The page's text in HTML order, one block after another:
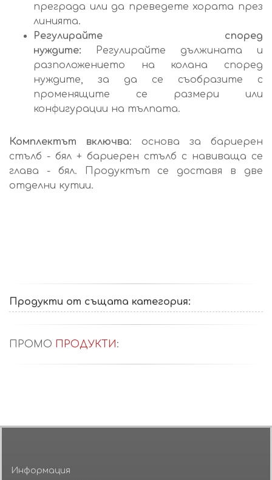
преграда или да преведете хората през
линията.
Регулирайте според
нуждите: Регулирайте дължината и
разположението на колана според
нуждите, за да се съобразите с
променящите се размери или
конфигурации на тълпата.
Комплектът включва: основа за бариерен
стълб - бял + бариерен стълб с навиваща се
глава - бял. Продуктът се доставя в две
отделни кутии.
Продукти от същата категория:
ПРОМО ПРОДУКТИ:
Информация